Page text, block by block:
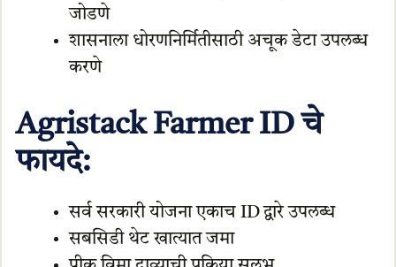
जोडणे
शासनाला धोरणनिर्मितीसाठी अचूक डेटा उपलब्ध
करणे
Agristack Farmer ID चे
फायदे:
सर्व सरकारी योजना एकाच ID द्वारे उपलब्ध
सबसिडी थेट खात्यात जमा